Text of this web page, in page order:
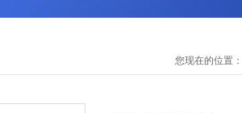
您现在的位置：